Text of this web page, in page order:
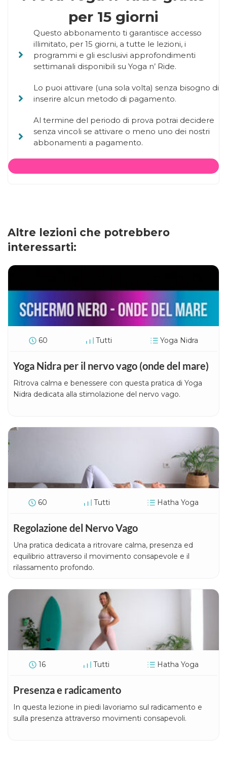
per 15 giorni
Questo abbonamento ti garantisce accesso
illimitato, per 15 giorni, a tutte le lezioni, i
programmi e gli esclusivi approfondimenti
settimanali disponibili su Yoga n’ Ride.
Lo puoi attivare (una sola volta) senza bisogno di
inserire alcun metodo di pagamento.
Al termine del periodo di prova potrai decidere
senza vincoli se attivare o meno uno dei nostri
abbonamenti a pagamento.
Altre lezioni che potrebbero
interessarti:
60 Tutti Yoga Nidra
Yoga Nidra per il nervo vago (onde del mare)
Ritrova calma e benessere con questa pratica di Yoga
Nidra dedicata alla stimolazione del nervo vago.
60 Tutti Hatha Yoga
Regolazione del Nervo Vago
Una pratica dedicata a ritrovare calma, presenza ed
equilibrio attraverso il movimento consapevole e il
rilassamento profondo.
16 Tutti Hatha Yoga
Presenza e radicamento
In questa lezione in piedi lavoriamo sul radicamento e
sulla presenza attraverso movimenti consapevoli.